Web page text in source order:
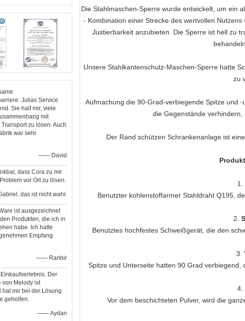
Julias Service
Sie half mir, viele
mit
zu lösen. Auch
war sehr
—— David
dass Cora zu mir
vor Ort zu lösen.
das ist nicht wahr.
ist ausgezeichnet
Produkten, die ich in
habe. Ich hatte
Empfang
—— Ranbir
Der
von Melody ist
hat mir bei der Lösung
geholfen.
—— Aydan
Die Stahlmaschen-Sperre wurde entwickelt, um ein
- Kombination einer Strecke des wertvollen
Justierbarkeit anzubieten. Die Sperre ist hell zu
Unsere Stahlkantenschutz-Maschen-Sperre hatte
zu
Aufmachung die 90-Grad-verbiegende Spitze und
die Gegenstände verhindern,
Der Rand schützen Schrankenanlage ist
1.
Benutzter kohlenstoffarmer Stahldraht Q195,
2.
Benutztes hochfestes Schweißgerät, die den
3.
Spitze und Unterseite hatten 90 Grad verbiegend,
4.
Vor dem beschichteten Pulver, wird die